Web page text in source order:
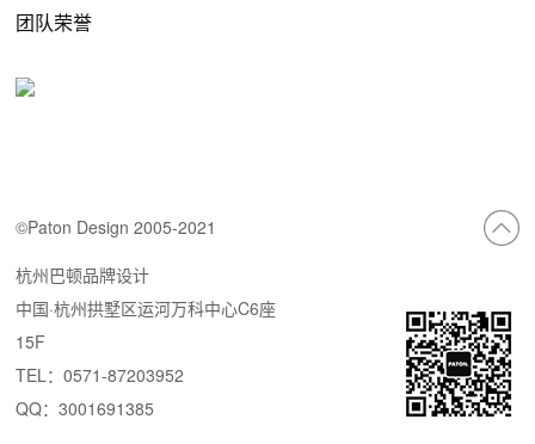
团队荣誉
©Paton Design 2005-2021
杭州巴顿品牌设计
中国·杭州拱墅区运河万科中心C6座
15F
TEL：0571-87203952
QQ：3001691385